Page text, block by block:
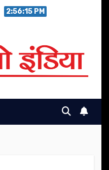
2:56:16 PM